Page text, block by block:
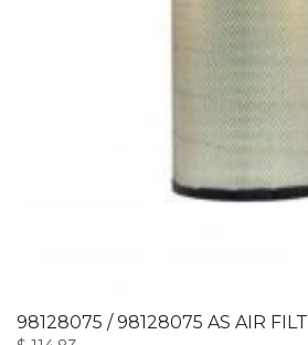
98128075 / 98128075 AS AIR